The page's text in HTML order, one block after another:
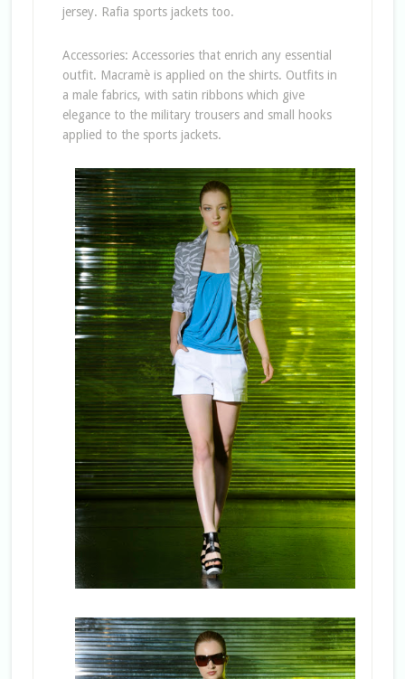
jersey. Rafia sports jackets too.
Accessories: Accessories that enrich any essential
outfit. Macramè is applied on the shirts. Outfits in
a male fabrics, with satin ribbons which give
elegance to the military trousers and small hooks
applied to the sports jackets.